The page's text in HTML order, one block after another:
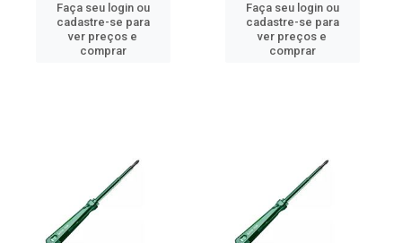
Faça seu login ou
cadastre-se para
ver preços e
comprar
Faça seu login ou
cadastre-se para
ver preços e
comprar